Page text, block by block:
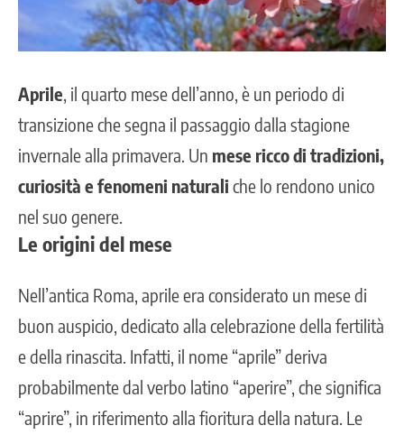
Aprile, il quarto mese dell’anno, è un periodo di
transizione che segna il passaggio dalla stagione
invernale alla primavera. Un mese ricco di tradizioni,
curiosità e fenomeni naturaliche lo rendono unico
nel suo genere.
Le origini del mese
Nell’antica Roma, aprile era considerato un mese di
buon auspicio, dedicato alla celebrazione della fertilità
e della rinascita. Infatti, il nome “aprile” deriva
probabilmente dal verbo latino “aperire”, che significa
“aprire”, in riferimento alla fioritura della natura. Le